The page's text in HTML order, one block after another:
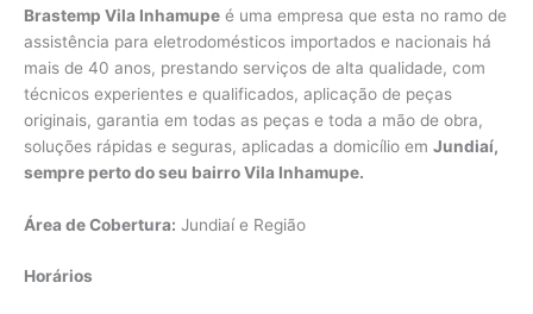
Brastemp Vila Inhamupe é uma empresa que esta no ramo de
assistência para eletrodomésticos importados e nacionais há
mais de 40 anos, prestando serviços de alta qualidade, com
técnicos experientes e qualificados, aplicação de peças
originais, garantia em todas as peças e toda a mão de obra,
soluções rápidas e seguras, aplicadas a domicílio em Jundiaí,
sempre perto do seu bairro Vila Inhamupe.
Área de Cobertura: Jundiaí e Região
Horários